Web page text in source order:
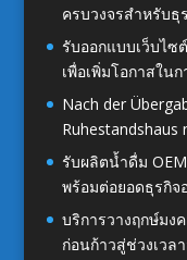
ครบวงจรสำหรับธุ
รับออกแบบเว็บไซ
เพื่อเพิ่มโอกาสใน
Nach der
Ruhestandshaus
รับผลิตน้ำดื่ม
พร้อมต่อยอดธุรกิจ
บริการวางฤกษ์มง
ก่อนก้าวสู่ช่วงเว